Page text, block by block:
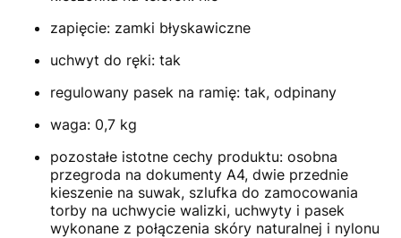
zapięcie: zamki błyskawiczne
uchwyt do ręki: tak
regulowany pasek na ramię: tak, odpinany
waga: 0,7 kg
pozostałe istotne cechy produktu: osobna
przegroda na dokumenty A4, dwie przednie
kieszenie na suwak, szlufka do zamocowania
torby na uchwycie walizki, uchwyty i pasek
wykonane z połączenia skóry naturalnej i nylonu